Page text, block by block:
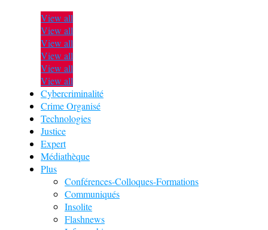
View all
View all
View all
View all
View all
View all
Cybercriminalité
Crime Organisé
Technologies
Justice
Expert
Médiathèque
Plus
Conférences-Colloques-Formations
Communiqués
Insolite
Flashnews